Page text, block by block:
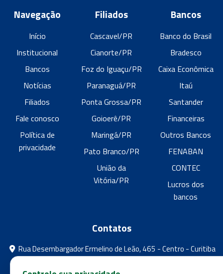
Navegação
Início
Institucional
Bancos
Notícias
Filiados
Fale conosco
Política de
privacidade
Filiados
Cascavel/PR
Cianorte/PR
Foz do Iguaçu/PR
Paranaguá/PR
Ponta Grossa/PR
Goioerê/PR
Maringá/PR
Pato Branco/PR
União da
Vitória/PR
Bancos
Banco do Brasil
Bradesco
Caixa Econômica
Itaú
Santander
Financeiras
Outros Bancos
FENABAN
CONTEC
Lucros dos
bancos
Contatos
Rua Desembargador Ermelino de Leão, 465 - Centro - Curitiba
- Paraná